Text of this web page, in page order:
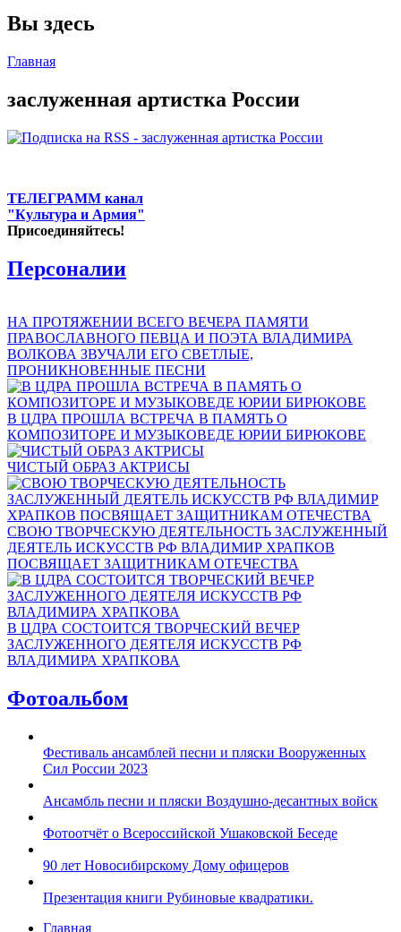
Вы здесь
Главная
заслуженная артистка России
ТЕЛЕГРАММ канал
"Культура и Армия"
Присоединяйтесь!
Персоналии
НА ПРОТЯЖЕНИИ ВСЕГО ВЕЧЕРА ПАМЯТИ
ПРАВОСЛАВНОГО ПЕВЦА И ПОЭТА ВЛАДИМИРА
ВОЛКОВА ЗВУЧАЛИ ЕГО СВЕТЛЫЕ,
ПРОНИКНОВЕННЫЕ ПЕСНИ
В ЦДРА ПРОШЛА ВСТРЕЧА В ПАМЯТЬ О
КОМПОЗИТОРЕ И МУЗЫКОВЕДЕ ЮРИИ БИРЮКОВЕ
ЧИСТЫЙ ОБРАЗ АКТРИСЫ
СВОЮ ТВОРЧЕСКУЮ ДЕЯТЕЛЬНОСТЬ ЗАСЛУЖЕННЫЙ
ДЕЯТЕЛЬ ИСКУССТВ РФ ВЛАДИМИР ХРАПКОВ
ПОСВЯЩАЕТ ЗАЩИТНИКАМ ОТЕЧЕСТВА
В ЦДРА СОСТОИТСЯ ТВОРЧЕСКИЙ ВЕЧЕР
ЗАСЛУЖЕННОГО ДЕЯТЕЛЯ ИСКУССТВ РФ
ВЛАДИМИРА ХРАПКОВА
Фотоальбом
Фестиваль ансамблей песни и пляски Вооруженных
Сил России 2023
Ансамбль песни и пляски Воздушно-десантных войск
Фотоотчёт о Всероссийской Ушаковской Беседе
90 лет Новосибирскому Дому офицеров
Презентация книги Рубиновые квадратики.
Главная